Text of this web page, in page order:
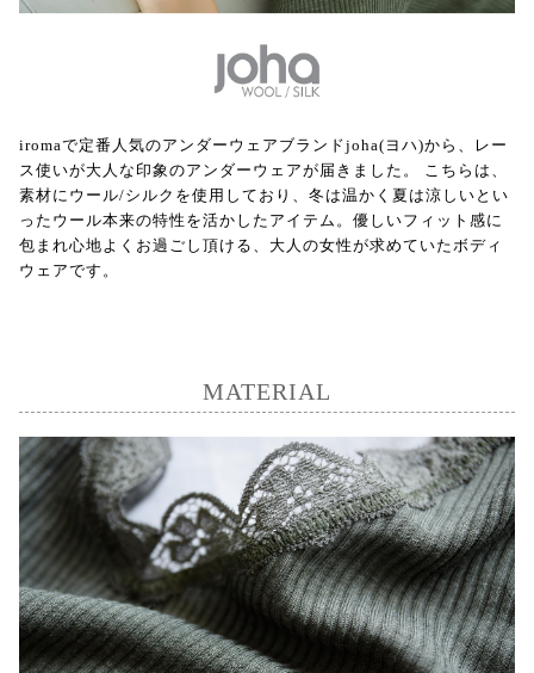
iromaで定番人気のアンダーウェアブランドjoha(ヨハ)から、レー
ス使いが大人な印象のアンダーウェアが届きました。 こちらは、
素材にウール/シルクを使用しており、冬は温かく夏は涼しいとい
ったウール本来の特性を活かしたアイテム。優しいフィット感に
包まれ心地よくお過ごし頂ける、大人の女性が求めていたボディ
ウェアです。
MATERIAL